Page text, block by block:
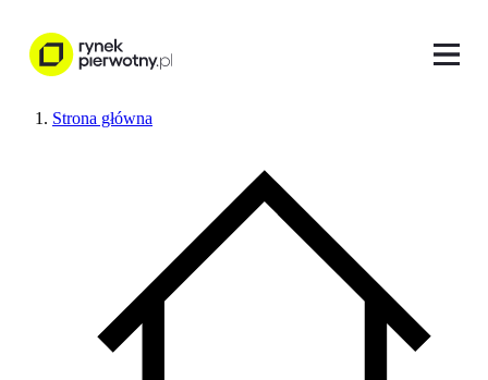
Strona główna